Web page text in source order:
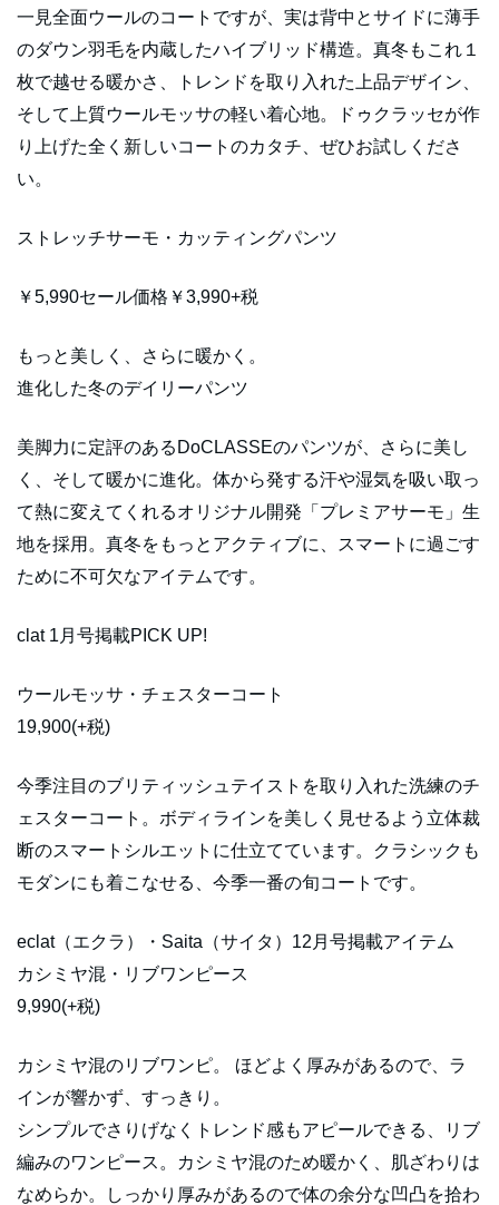
一見全面ウールのコートですが、実は背中とサイドに薄手
のダウン羽毛を内蔵したハイブリッド構造。真冬もこれ１
枚で越せる暖かさ、トレンドを取り入れた上品デザイン、
そして上質ウールモッサの軽い着心地。ドゥクラッセが作
り上げた全く新しいコートのカタチ、ぜひお試しくださ
い。
ストレッチサーモ・カッティングパンツ
￥5,990セール価格￥3,990+税
もっと美しく、さらに暖かく。
進化した冬のデイリーパンツ
美脚力に定評のあるDoCLASSEのパンツが、さらに美し
く、そして暖かに進化。体から発する汗や湿気を吸い取っ
て熱に変えてくれるオリジナル開発「プレミアサーモ」生
地を採用。真冬をもっとアクティブに、スマートに過ごす
ために不可欠なアイテムです。
clat 1月号掲載PICK UP!
ウールモッサ・チェスターコート
19,900(+税)
今季注目のブリティッシュテイストを取り入れた洗練のチ
ェスターコート。ボディラインを美しく見せるよう立体裁
断のスマートシルエットに仕立てています。クラシックも
モダンにも着こなせる、今季一番の旬コートです。
eclat（エクラ）・Saita（サイタ）12月号掲載アイテム
カシミヤ混・リブワンピース
9,990(+税)
カシミヤ混のリブワンピ。 ほどよく厚みがあるので、ラ
インが響かず、すっきり。
シンプルでさりげなくトレンド感もアピールできる、リブ
編みのワンピース。カシミヤ混のため暖かく、肌ざわりは
なめらか。しっかり厚みがあるので体の余分な凹凸を拾わ